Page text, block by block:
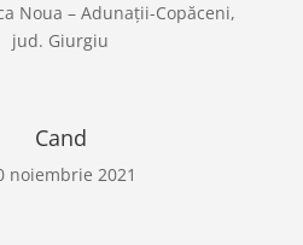
Noua – Adunații-Copăceni,
jud. Giurgiu
Cand
noiembrie 2021